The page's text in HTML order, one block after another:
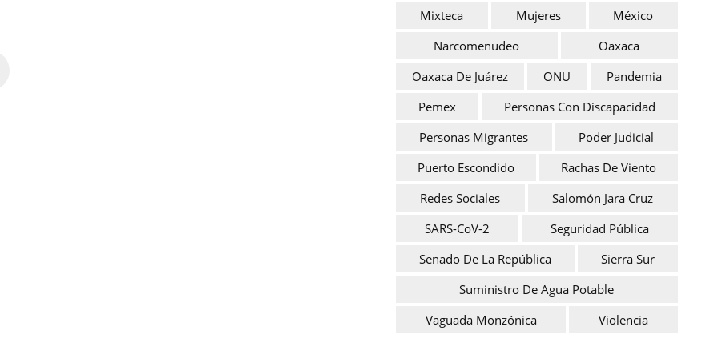
Mixteca
Mujeres
México
Narcomenudeo
Oaxaca
Oaxaca De Juárez
ONU
Pandemia
Pemex
Personas Con Discapacidad
Personas Migrantes
Poder Judicial
Puerto Escondido
Rachas De Viento
Redes Sociales
Salomón Jara Cruz
SARS-CoV-2
Seguridad Pública
Senado De La República
Sierra Sur
Suministro De Agua Potable
Vaguada Monzónica
Violencia